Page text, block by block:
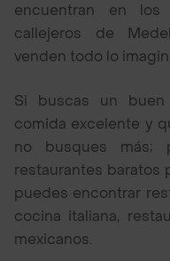
encuentran en
callejeros de
venden todo lo
Si buscas un
comida excelente y
no busques más;
restaurantes baratos
puedes encontrar
cocina italiana,
mexicanos.